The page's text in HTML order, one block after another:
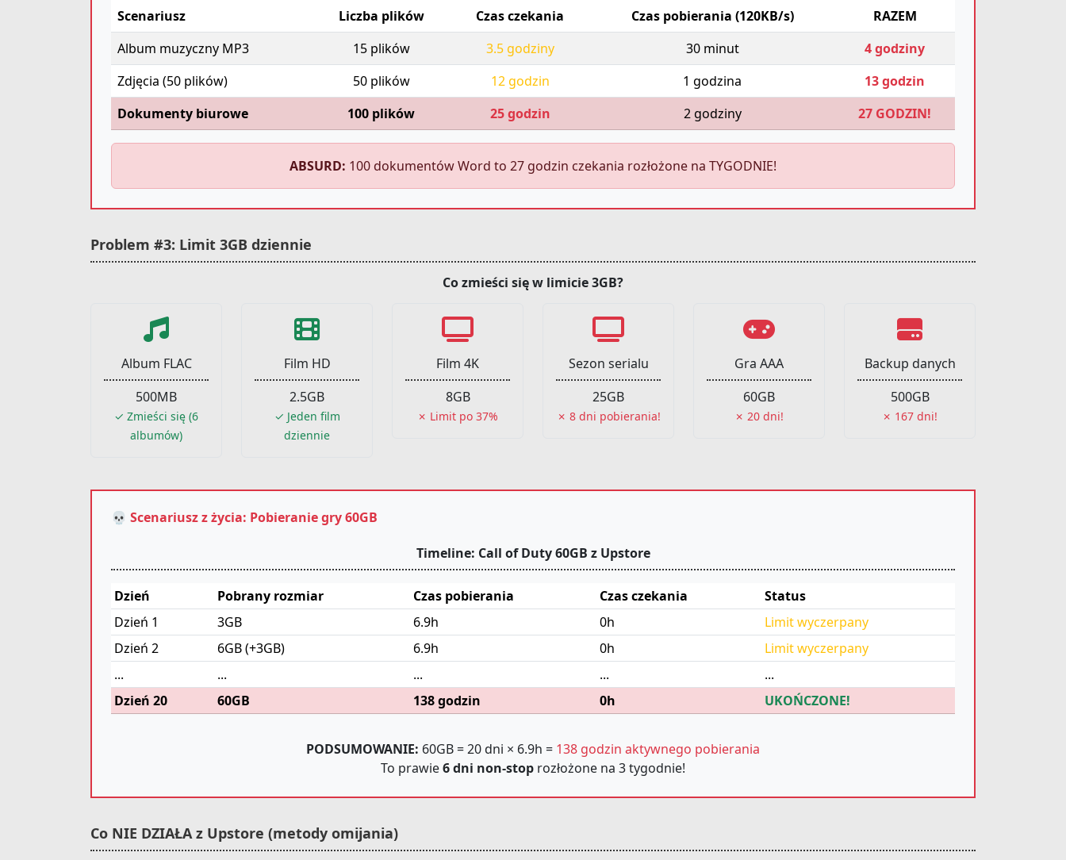
Scenariusz Liczba plików Czas czekania Czas pobierania (120KB/s)
RAZEM
Album muzyczny MP3
15 plików 3.5 godziny 30 minut
4 godziny
Zdjęcia (50 plików)
50 plików 12 godzin 1 godzina
13 godzin
Dokumenty biurowe
100 plików 25 godzin 2 godziny 27 GODZIN!
ABSURD: 100 dokumentów Word to 27 godzin czekania rozłożone na TYGODNIE!
Problem #3: Limit 3GB dziennie
Co zmieści się w limicie 3GB?
Album FLAC
500MB
✓ Zmieści się (6
albumów)
Film HD
2.5GB
✓ Jeden film
dziennie
Film 4K
8GB
✗ Limit po 37%
Sezon serialu
25GB
✗ 8 dni pobierania!
Gra AAA
60GB
✗ 20 dni!
Backup danych
500GB
✗ 167 dni!
💀 Scenariusz z życia: Pobieranie gry 60GB
Timeline: Call of Duty 60GB z Upstore
Dzień Pobrany rozmiar Czas pobierania Czas czekania
Status
Dzień 1
3GB 6.9h 0h
Limit wyczerpany
Dzień 2
6GB (+3GB) 6.9h 0h
Limit wyczerpany
...
... ... ...
...
Dzień 20
60GB 138 godzin 0h UKOŃCZONE!
PODSUMOWANIE: 60GB = 20 dni × 6.9h = 138 godzin aktywnego pobierania
To prawie6 dni non-stop rozłożone na 3 tygodnie!
Co NIE DZIAŁA z Upstore (metody omijania)